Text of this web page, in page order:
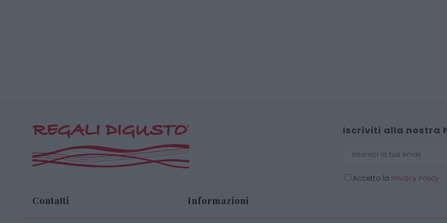
Iscriviti alla nostra
Accetto la Privacy Policy
Contatti Informazioni